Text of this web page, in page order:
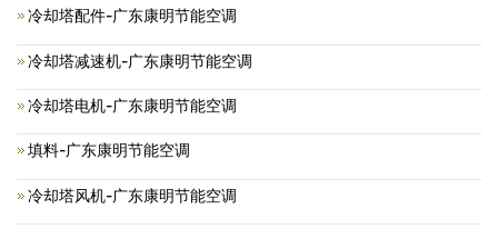
冷却塔配件-广东康明节能空调
冷却塔减速机-广东康明节能空调
冷却塔电机-广东康明节能空调
填料-广东康明节能空调
冷却塔风机-广东康明节能空调